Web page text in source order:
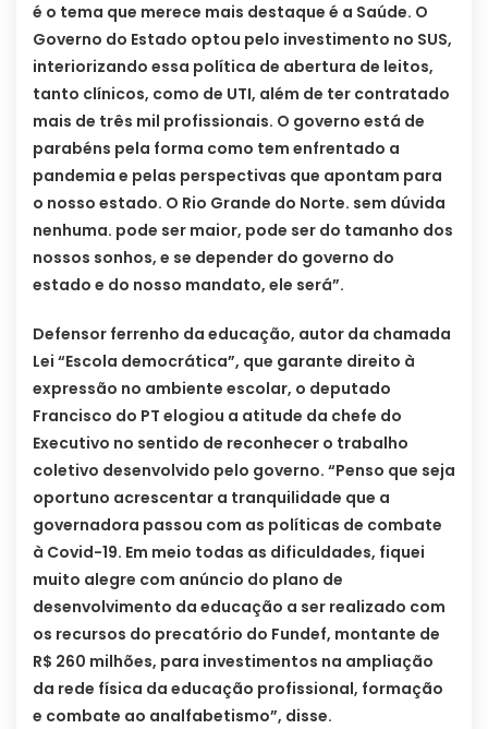
é o tema que merece mais destaque é a Saúde. O
Governo do Estado optou pelo investimento no SUS,
interiorizando essa política de abertura de leitos,
tanto clínicos, como de UTI, além de ter contratado
mais de três mil profissionais. O governo está de
parabéns pela forma como tem enfrentado a
pandemia e pelas perspectivas que apontam para
o nosso estado. O Rio Grande do Norte. sem dúvida
nenhuma. pode ser maior, pode ser do tamanho dos
nossos sonhos, e se depender do governo do
estado e do nosso mandato, ele será”.
Defensor ferrenho da educação, autor da chamada
Lei “Escola democrática”, que garante direito à
expressão no ambiente escolar, o deputado
Francisco do PT elogiou a atitude da chefe do
Executivo no sentido de reconhecer o trabalho
coletivo desenvolvido pelo governo. “Penso que seja
oportuno acrescentar a tranquilidade que a
governadora passou com as políticas de combate
à Covid-19. Em meio todas as dificuldades, fiquei
muito alegre com anúncio do plano de
desenvolvimento da educação a ser realizado com
os recursos do precatório do Fundef, montante de
R$ 260 milhões, para investimentos na ampliação
da rede física da educação profissional, formação
e combate ao analfabetismo”, disse.